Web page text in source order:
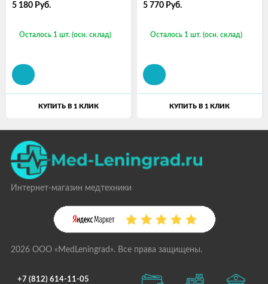
5 180 Руб.
Осталось 1 шт. (осн. склад)
КУПИТЬ В 1 КЛИК
5 770 Руб.
Осталось 1 шт. (осн. склад)
КУПИТЬ В 1 КЛИК
Интернет-магазин медтехники
2026 ООО «MedLeningrad». Все права защищены.
+7 (812) 614-11-05